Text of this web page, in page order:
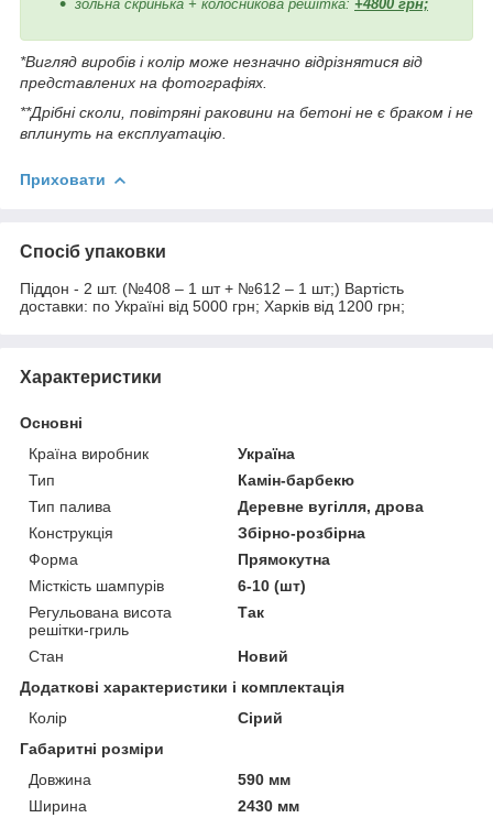
зольна скринька + колосникова решітка: +4800 грн;
*Вигляд виробів і колір може незначно відрізнятися від
представлених на фотографіях.
**Дрібні сколи, повітряні раковини на бетоні не є браком і не
вплинуть на експлуатацію.
Приховати
Спосіб упаковки
Піддон - 2 шт. (№408 – 1 шт + №612 – 1 шт;) Вартість
доставки: по Україні від 5000 грн; Харків від 1200 грн;
Характеристики
Основні
Країна виробник
Україна
Тип
Камін-барбекю
Тип палива
Деревне вугілля, дрова
Конструкція
Збірно-розбірна
Форма
Прямокутна
Місткість шампурів
6-10 (шт)
Регульована висота
решітки-гриль
Так
Стан
Новий
Додаткові характеристики і комплектація
Колір
Сірий
Габаритні розміри
Довжина
590 мм
Ширина
2430 мм